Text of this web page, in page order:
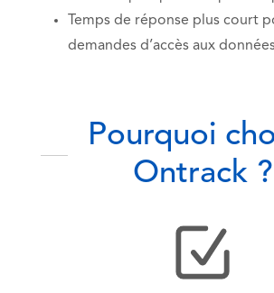
Temps de réponse plus court
demandes d’accès aux
Pourquoi
Ontrack ?